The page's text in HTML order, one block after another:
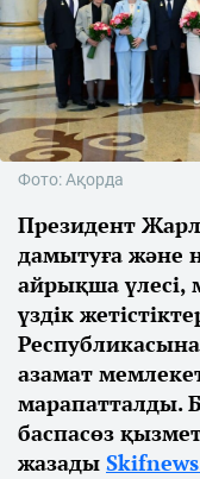
Фото: Ақорда
Президент
дамытуға және
айрықша үлесі,
үздік
Республикасына
азамат
марапатталды.
баспасөз
жазады